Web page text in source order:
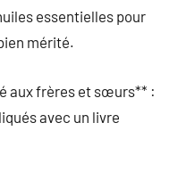
essentielles pour
mérité.
aux frères et sœurs** :
avec un livre